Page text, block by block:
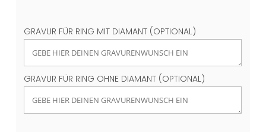
GRAVUR FÜR RING MIT DIAMANT (OPTIONAL)
GRAVUR FÜR RING OHNE DIAMANT (OPTIONAL)